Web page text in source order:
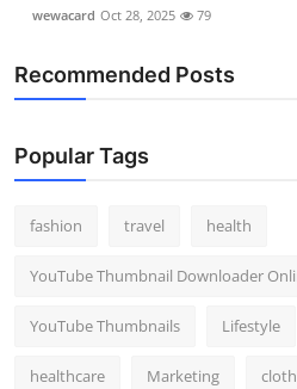
wewacard Oct 28, 2025 79
Recommended Posts
Popular Tags
fashion travel health
YouTube Thumbnail Downloader
YouTube Thumbnails Lifestyle
healthcare Marketing